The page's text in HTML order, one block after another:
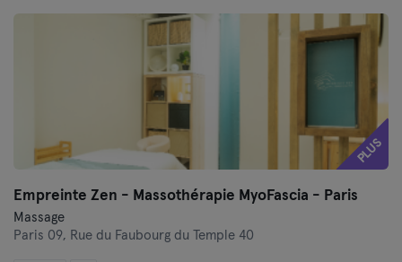
PLUS
Empreinte Zen - Massothérapie MyoFascia - Paris
Massage
Paris 09, Rue du Faubourg du Temple 40